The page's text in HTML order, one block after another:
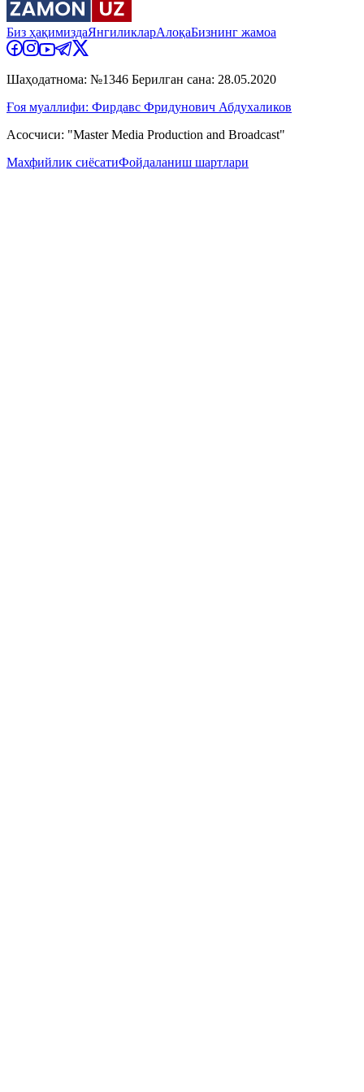
Биз ҳақимиздаЯнгиликларАлоқаБизнинг жамоа
Шаҳодатнома: №1346 Берилган сана: 28.05.2020
Ғоя муаллифи: Фирдавс Фридунович Абдухаликов
Асосчиси: "Master Media Production and Broadcast"
Махфийлик сиёсатиФойдаланиш шартлари